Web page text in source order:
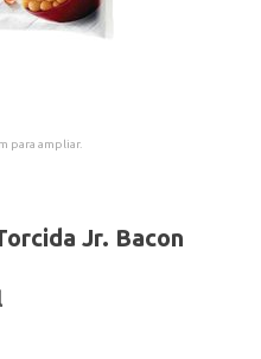
para ampliar.
Jr. Bacon